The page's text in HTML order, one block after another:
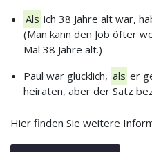
Als ich 38 Jahre alt war,
(Man kann den Job öfter
Mal 38 Jahre alt.)
Paul war glücklich, als er
heiraten, aber der Satz
Hier finden Sie weitere